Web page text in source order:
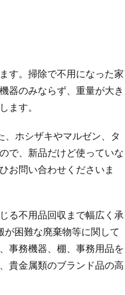
す。掃除で不用になった家
器のみならず、重量が大き
ます。
、ホシザキやマルゼン、タ
で、新品だけど使っていな
お問い合わせくださいま
る不用品回収まで幅広く承
困難な廃棄物等に関して
事務機器、棚、事務用品を
貴金属類のブランド品の高